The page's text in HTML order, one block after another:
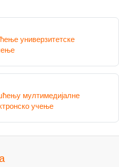
универзитетске
Датотека
мултимедијалне
учењеURL адреса